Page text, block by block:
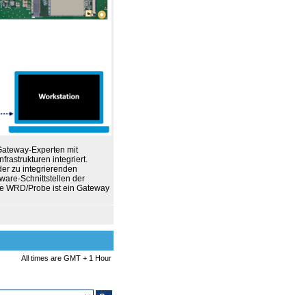
Experten mit
integriert.
zu integrierenden
Schnittstellen der
WRD/Probe ist ein Gateway
All times are GMT + 1 Hour